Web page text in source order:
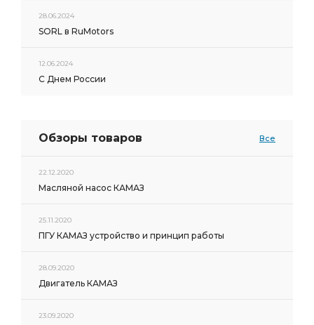
28.06.2024
SORL в RuMotors
12.06.2024
С Днем России
Обзоры товаров Все
22.12.2020
Масляной насос КАМАЗ
25.11.2020
ПГУ КАМАЗ устройство и принцип работы
28.09.2020
Двигатель КАМАЗ
23.09.2020